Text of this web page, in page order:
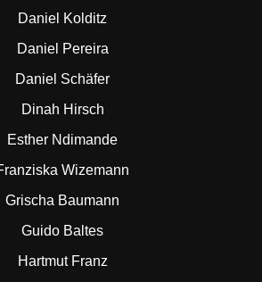
Daniel Kolditz
Daniel Pereira
Daniel Schäfer
Dinah Hirsch
Esther Ndimande
Wizemann
Grischa Baumann
Guido Baltes
Hartmut Franz